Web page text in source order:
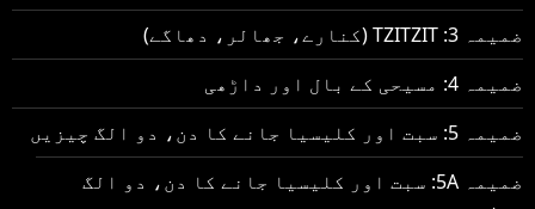
ضمیمہ 3: TZITZIT (کنارے، جھالر، دھاگے)
ضمیمہ 4: مسیحی کے بال اور داڑھی
ضمیمہ 5: سبت اور کلیسیا جانے کا دن، دو الگ چیزیں
ضمیمہ 5A: سبت اور کلیسیا جانے کا دن، دو الگ